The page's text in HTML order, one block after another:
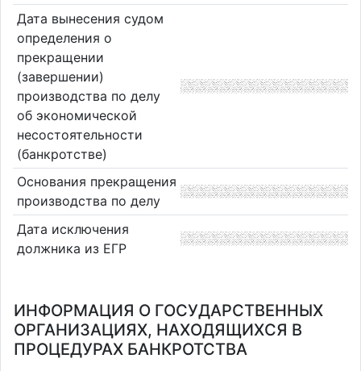
Дата вынесения судом
определения о
прекращении
(завершении)
производства по делу
об экономической
несостоятельности
(банкротстве)
Основания прекращения
производства по делу
Дата исключения
должника из ЕГР
ИНФОРМАЦИЯ О ГОСУДАРСТВЕННЫХ
ОРГАНИЗАЦИЯХ, НАХОДЯЩИХСЯ В
ПРОЦЕДУРАХ БАНКРОТСТВА